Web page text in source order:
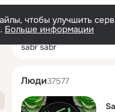
чтобы улучшить
Больше информации
sabr sabr
Люди37577